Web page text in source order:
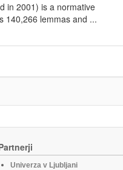
in 2001) is a normative
140,266 lemmas and ...
Univerza v Ljubljani